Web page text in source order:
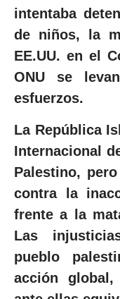
intentaba
de niños, la
EE.UU. en el
ONU se
esfuerzos.
La República
Internacional
Palestino,
contra la
frente a la
Las
pueblo
acción